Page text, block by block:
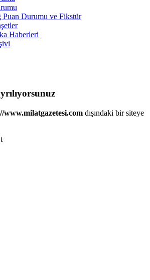
Puan Durumu ve Fikstür
Haberleri
www.milatgazetesi.com dışındaki bir siteye